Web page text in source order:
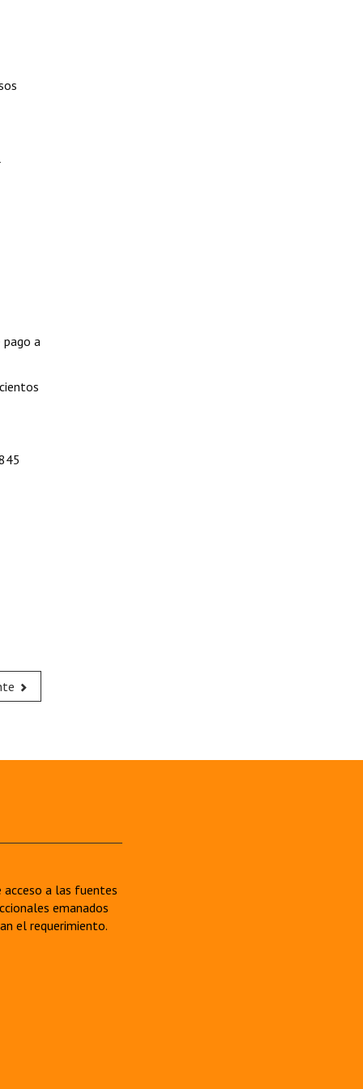
pago a
acceso a las fuentes
emanados
el requerimiento.